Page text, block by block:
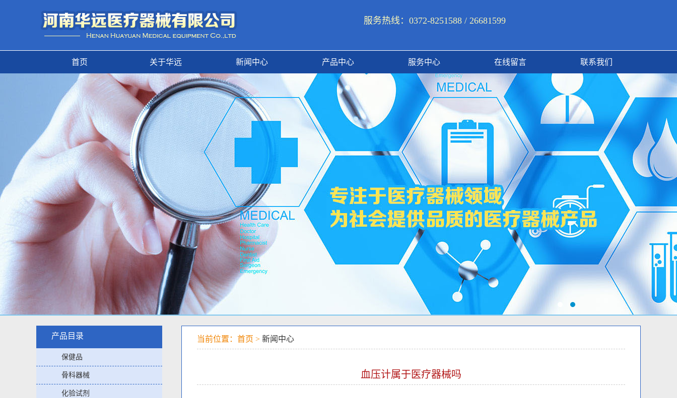
服务热线：0372-8251588 / 26681599
首页 关于华远 新闻中心 产品中心 服务中心 在线留言 联系我们
产品目录
保健品
骨科器械
化验试剂
当前位置：首页 > 新闻中心
血压计属于医疗器械吗